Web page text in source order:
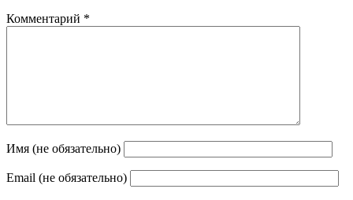
Комментарий *
Имя (не обязательно)
Email (не обязательно)